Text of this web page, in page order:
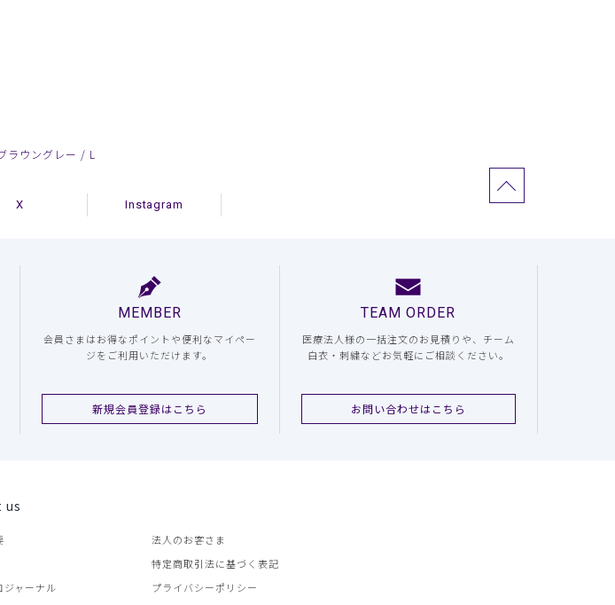
ラウングレー / L
X Instagram
MEMBER
会員さまはお得なポイントや便利なマイペー
ジをご利用いただけます。
新規会員登録はこちら
TEAM ORDER
医療法人様の一括注文のお見積りや、チーム
白衣・刺繍などお気軽にご相談ください。
お問い合わせはこちら
us
ジャーナル
法人のお客さま
特定商取引法に基づく表記
プライバシーポリシー